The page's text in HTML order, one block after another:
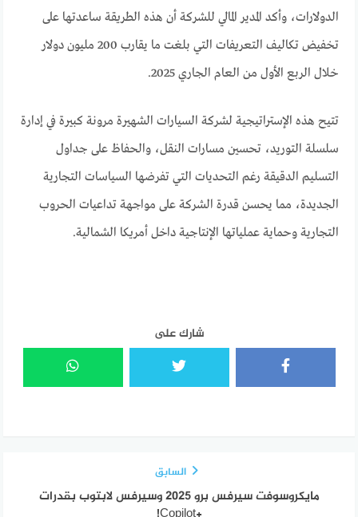
الدولارات، وأكد المدير المالي للشركة أن هذه الطريقة ساعدتها على
تخفيض تكاليف التعريفات التي بلغت ما يقارب 200 مليون دولار
خلال الربع الأول من العام الجاري 2025.
تتيح هذه الإستراتيجية لشركة السيارات الشهيرة مرونة كبيرة في إدارة
سلسلة التوريد، تحسين مسارات النقل، والحفاظ على جداول
التسليم الدقيقة رغم التحديات التي تفرضها السياسات التجارية
الجديدة، مما يحسن قدرة الشركة على مواجهة تداعيات الحروب
التجارية وحماية عملياتها الإنتاجية داخل أمريكا الشمالية.
شارك على
السابق
مايكروسوفت سيرفس برو 2025 وسيرفس لابتوب بقدرات